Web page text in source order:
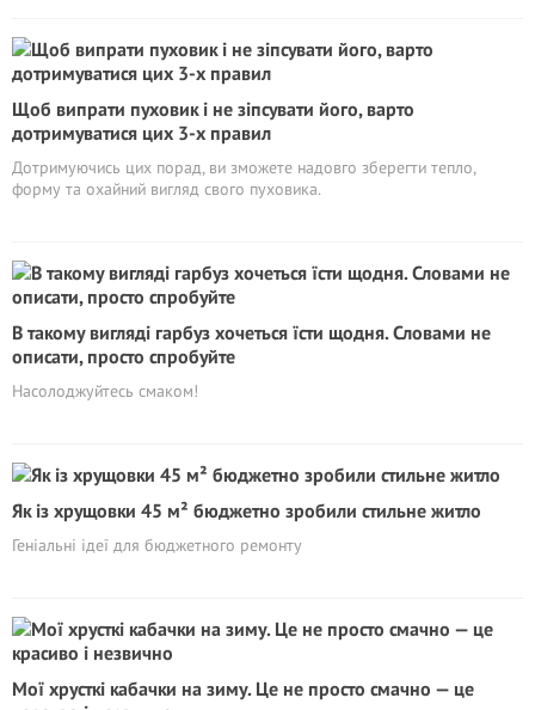
Щоб випрати пуховик і не зіпсувати його, варто
дотримуватися цих 3-х правил
Дотримуючись цих порад, ви зможете надовго зберегти тепло,
форму та охайний вигляд свого пуховика.
В такому вигляді гарбуз хочеться їсти щодня. Словами не
описати, просто спробуйте
Насолоджуйтесь смаком!
Як із хрущовки 45 м² бюджетно зробили стильне житло
Геніальні ідеї для бюджетного ремонту
Мої хрусткі кабачки на зиму. Це не просто смачно — це